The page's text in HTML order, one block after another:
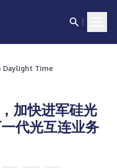
Daylight Time
加快进军硅光
代光互连业务